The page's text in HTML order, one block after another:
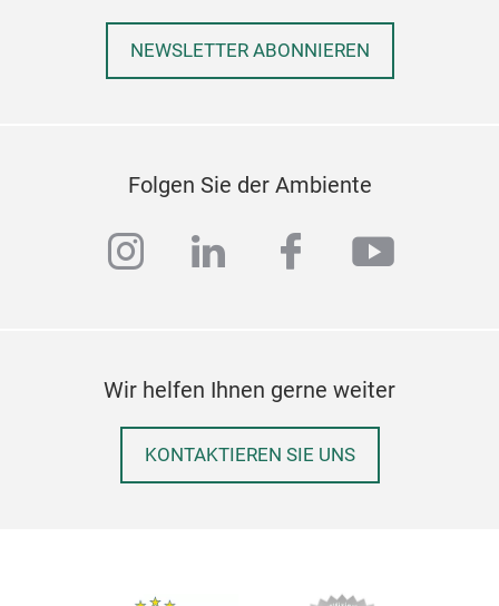
NEWSLETTER ABONNIEREN
Folgen Sie der Ambiente
instagram
linkedinfacebook
Wir helfen Ihnen gerne weiter
KONTAKTIEREN SIE UNS